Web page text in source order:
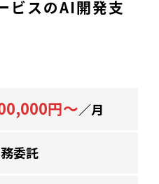
ビスのAI開発支
円～／月
委託